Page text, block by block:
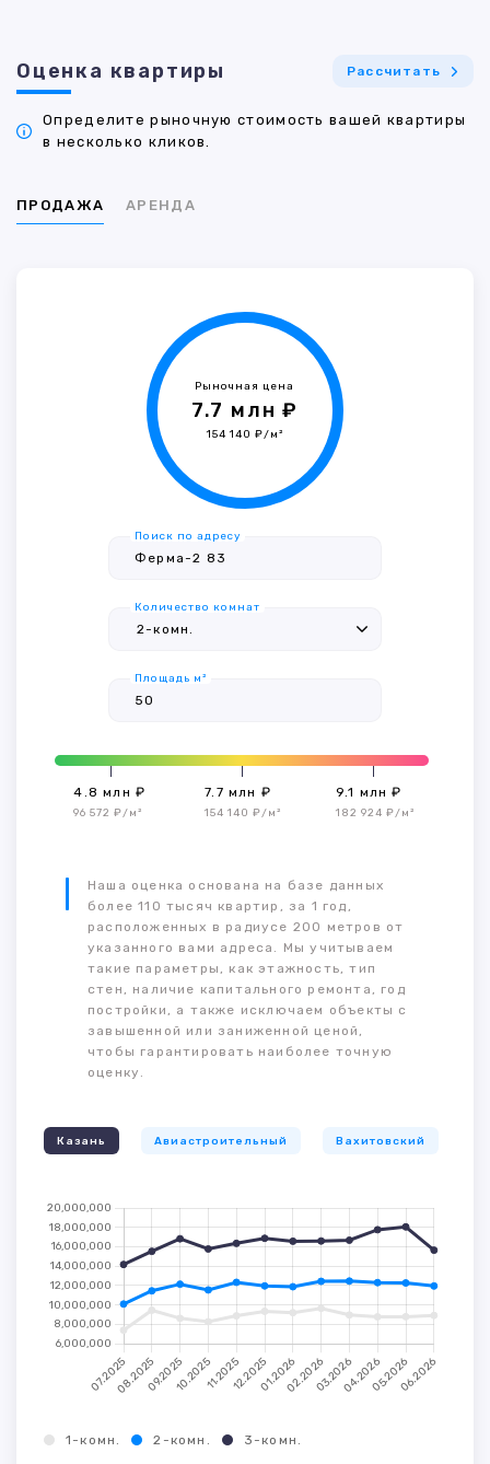
Оценка квартиры Рассчитать
Определите рыночную стоимость вашей квартиры
в несколько кликов.
ПРОДАЖА АРЕНДА
Рыночная цена
7.7 млн ₽
154 140 ₽/м²
Поиск по адресу
Количество комнат
Площадь м²
4.8 млн ₽
96 572 ₽/м²
7.7 млн ₽
154 140 ₽/м²
9.1 млн ₽
182 924 ₽/м²
Наша оценка основана на базе данных
более 110 тысяч квартир, за 1 год,
расположенных в радиусе 200 метров от
указанного вами адреса. Мы учитываем
такие параметры, как этажность, тип
стен, наличие капитального ремонта, год
постройки, а также исключаем объекты с
завышенной или заниженной ценой,
чтобы гарантировать наиболее точную
оценку.
Казань Авиастроительный Вахитовский
1-комн. 2-комн. 3-комн.